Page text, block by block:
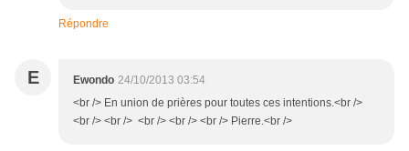
Répondre
E Ewondo 24/10/2013 03:54
<br /> En union de prières pour toutes ces intentions.<br />
<br /> <br /> <br /> <br /> <br /> Pierre.<br />